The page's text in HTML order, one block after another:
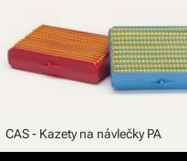
CAS - Kazety na návlečky PA